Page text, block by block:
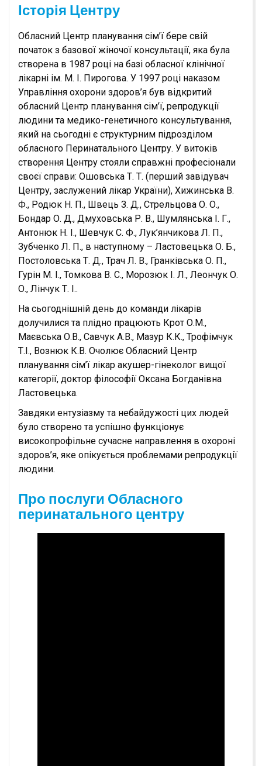
Історія Центру
Обласний Центр планування сім’ї бере свій
початок з базової жіночої консультації, яка була
створена в 1987 році на базі обласної клінічної
лікарні ім. М. І. Пирогова. У 1997 році наказом
Управління охорони здоров’я був відкритий
обласний Центр планування сім’ї, репродукції
людини та медико-генетичного консультування,
який на сьогодні є структурним підрозділом
обласного Перинатального Центру. У витоків
створення Центру стояли справжні професіонали
своєї справи: Ошовська Т. Т. (перший завідувач
Центру, заслужений лікар України), Хижинська В.
Ф., Родюк Н. П., Швець З. Д., Стрельцова О. О.,
Бондар О. Д., Дмуховська Р. В., Шумлянська І. Г.,
Антонюк Н. І., Шевчук С. Ф., Лук’янчикова Л. П.,
Зубченко Л. П., в наступному – Ластовецька О. Б.,
Постоловська Т. Д., Трач Л. В., Гранківська О. П.,
Гурін М. І., Томкова В. С., Морозюк І. Л., Леончук О.
О., Лінчук Т. І..
На сьогоднішній день до команди лікарів
долучилися та плідно працюють Крот О.М.,
Маєвська О.В., Савчук А.В., Мазур К.К., Трофімчук
Т.І., Вознюк К.В. Очолює Обласний Центр
планування сім’ї лікар акушер-гінеколог вищої
категорії, доктор філософії Оксана Богданівна
Ластовецька.
Завдяки ентузіазму та небайдужості цих людей
було створено та успішно функціонує
високопрофільне сучасне направлення в охороні
здоров’я, яке опікується проблемами репродукції
людини.
Про послуги Обласного
перинатального центру